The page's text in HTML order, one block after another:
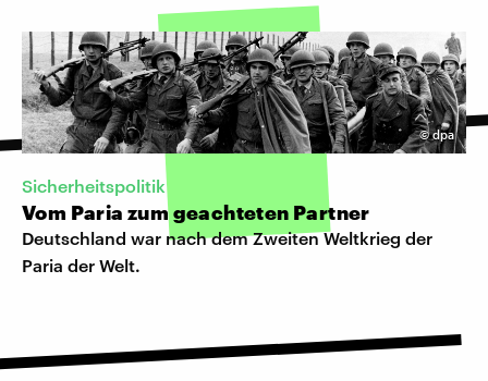
©dpa
Sicherheitspolitik
Vom Paria zum geachteten Partner
Deutschland war nach dem Zweiten Weltkrieg der
Paria der Welt.